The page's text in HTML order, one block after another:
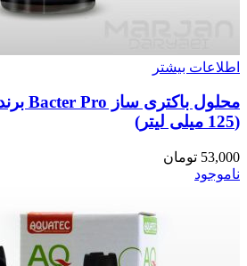
اطلاعات بیشتر
(125 میلی لیتر)
53,000 تومان
ناموجود